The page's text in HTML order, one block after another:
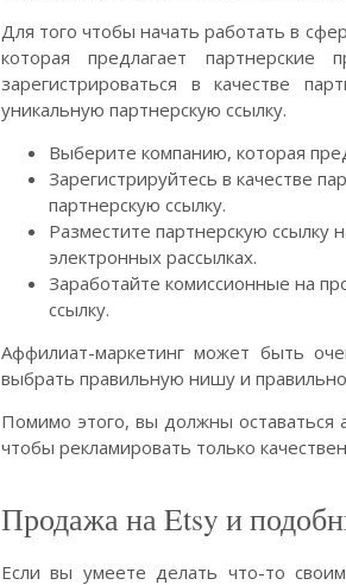
Для того чтобы начать работать в
которая предлагает
зарегистрироваться в качестве
уникальную партнерскую ссылку.
Выберите компанию, которая
Зарегистрируйтесь в качестве
партнерскую ссылку.
Разместите партнерскую ссылку
электронных рассылках.
Заработайте комиссионные на
ссылку.
Аффилиат-маркетинг может быть
выбрать правильную нишу и
Помимо этого, вы должны
чтобы рекламировать только
Продажа на Etsy и
Если вы умеете делать что-то